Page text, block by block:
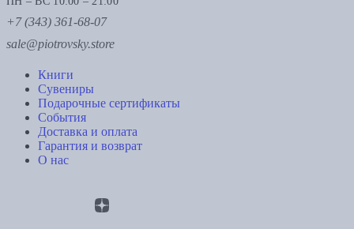
+7 (343) 361-68-07
sale@piotrovsky.store
Книги
Сувениры
Подарочные сертификаты
События
Доставка и оплата
Гарантия и возврат
О нас